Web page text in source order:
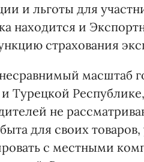
и льготы для
находится и
страхования
масштаб
и Турецкой
не
для своих
с местными